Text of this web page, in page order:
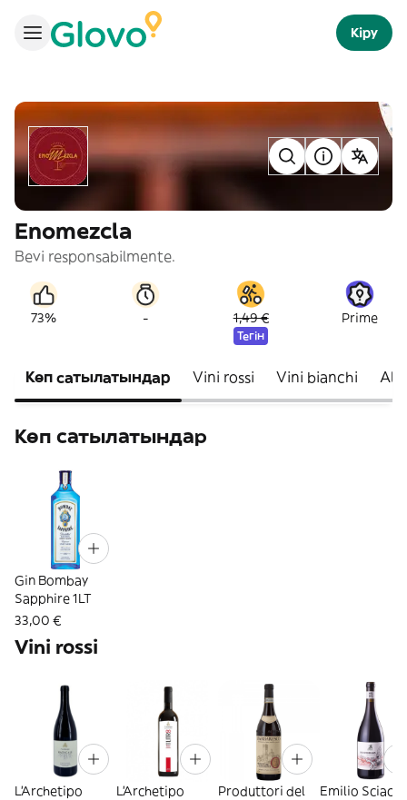
Кіру
Enomezcla
Bevi responsabilmente.
73% - 1,49 €
Тегін
Prime
Көп сатылатындар Vini rossi Vini bianchi
Көп сатылатындар
Gin Bombay
Sapphire 1LT
33,00 €
Vini rossi
L'Archetipo
L'Archetipo
Produttori del
Emilio Sciacca